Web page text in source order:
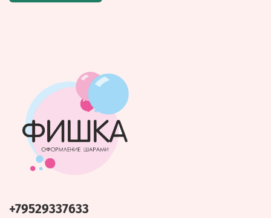
+79529337633